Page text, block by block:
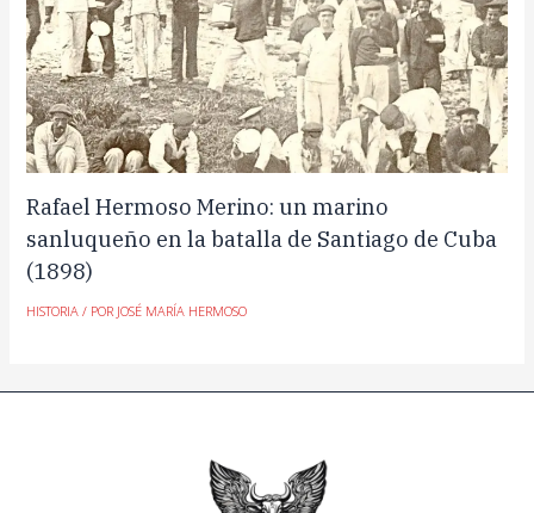
Rafael Hermoso Merino: un marino
sanluqueño en la batalla de Santiago de Cuba
(1898)
HISTORIA / POR JOSÉ MARÍA HERMOSO